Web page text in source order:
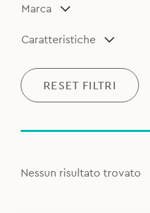
Marca
Caratteristiche
RESET FILTRI
Nessun risultato trovato